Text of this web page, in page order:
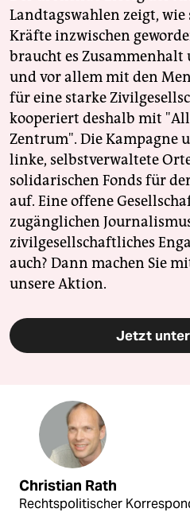
Landtagswahlen zeigt,
Kräfte inzwischen
braucht es
und vor allem mit den
für eine starke
kooperiert deshalb mit
Zentrum". Die Kampagne
linke, selbstverwaltete
solidarischen Fonds für
auf. Eine offene
zugänglichen
zivilgesellschaftliches
auch? Dann machen Sie
unsere Aktion.
Jetzt
Christian Rath
Rechtspolitischer